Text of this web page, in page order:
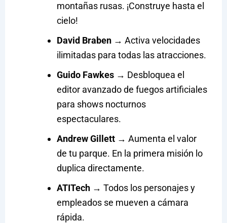
montañas rusas. ¡Construye hasta el
cielo!
David Braben→ Activa velocidades
ilimitadas para todas las atracciones.
Guido Fawkes→ Desbloquea el
editor avanzado de fuegos artificiales
para shows nocturnos
espectaculares.
Andrew Gillett→ Aumenta el valor
de tu parque. En la primera misión lo
duplica directamente.
ATITech→ Todos los personajes y
empleados se mueven a cámara
rápida.